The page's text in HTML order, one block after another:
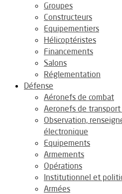
Groupes
Constructeurs
Equipementiers
Hélicoptéristes
Financements
Salons
Réglementation
Défense
Aéronefs de combat
Aeronefs de
Observation,
électronique
Equipements
Armements
Opérations
Institutionnel et
Armées